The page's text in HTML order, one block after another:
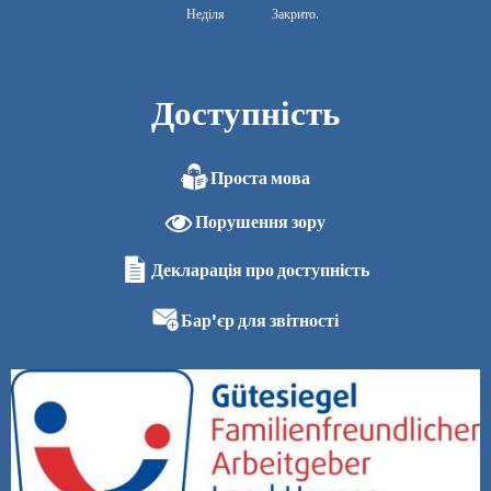
Неділя
Закрито.
Доступність
Проста мова
Порушення зору
Декларація про доступність
Бар'єр для звітності